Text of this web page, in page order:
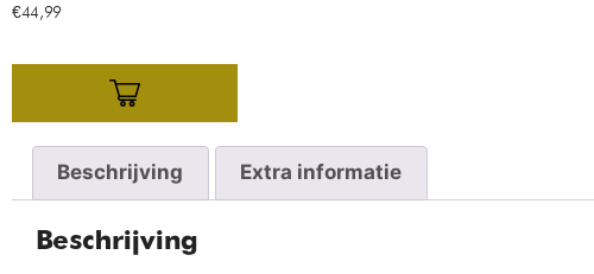
€44,99
Beschrijving Extra informatie
Beschrijving